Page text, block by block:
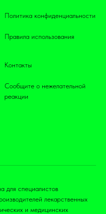
Политика конфиденциальности
Правила использования
Контакты
Сообщите о нежелательной
реакции
для специалистов
лекарственных
и медицинских